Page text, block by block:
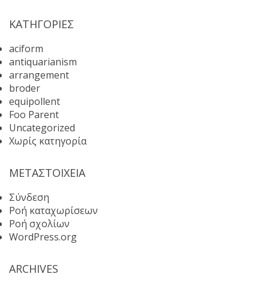
KΑΤΗΓΟΡΊΕΣ
aciform
antiquarianism
arrangement
broder
equipollent
Foo Parent
Uncategorized
Χωρίς κατηγορία
ΜΕΤΑΣΤΟΙΧΕΊΑ
Σύνδεση
Ροή καταχωρίσεων
Ροή σχολίων
WordPress.org
ARCHIVES